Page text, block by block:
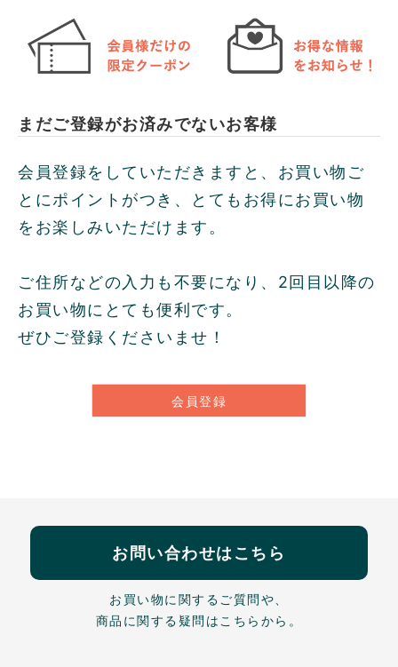
まだご登録がお済みでないお客様
会員登録をしていただきますと、お買い物ご
とにポイントがつき、とてもお得にお買い物
をお楽しみいただけます。
ご住所などの入力も不要になり、2回目以降の
お買い物にとても便利です。
ぜひご登録くださいませ！
会員登録
お問い合わせはこちら
お買い物に関するご質問や、
商品に関する疑問はこちらから。